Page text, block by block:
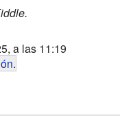
a las 11:19
.